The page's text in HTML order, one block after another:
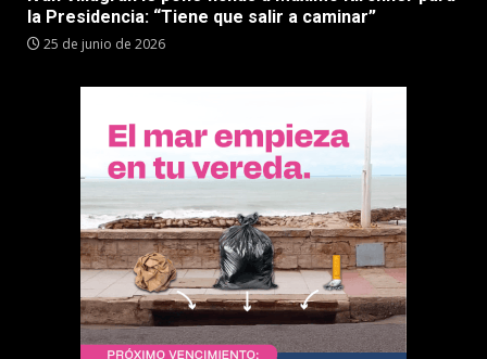
la Presidencia: “Tiene que salir a caminar”
25 de junio de 2026